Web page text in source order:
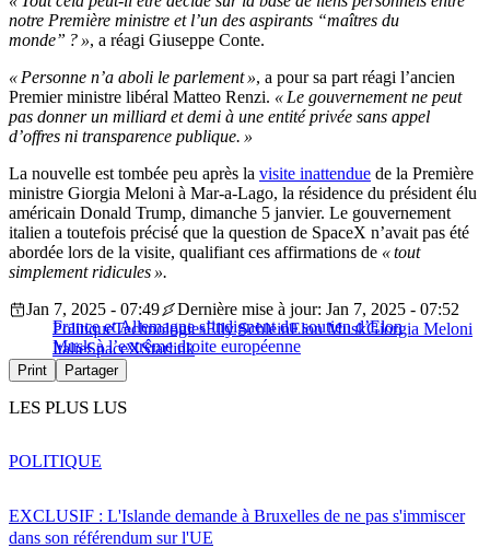
notre Première ministre et l’un des aspirants “maîtres du
monde” ? », a réagi Giuseppe Conte.
« Personne n’a aboli le parlement », a pour sa part réagi l’ancien
Premier ministre libéral Matteo Renzi. « Le gouvernement ne peut
pas donner un milliard et demi à une entité privée sans appel
d’offres ni transparence publique. »
La nouvelle est tombée peu après la visite inattendue de la Première
ministre Giorgia Meloni à Mar-a-Lago, la résidence du président élu
américain Donald Trump, dimanche 5 janvier. Le gouvernement
italien a toutefois précisé que la question de SpaceX n’avait pas été
abordée lors de la visite, qualifiant ces affirmations de « tout
simplement ridicules ».
France et Allemagne s’indignent du soutien d’Elon
Musk à l’extrême droite européenne
Jan 7, 2025 - 07:49
Dernière mise à jour: Jan 7, 2025 - 07:52
PolitiqueTechnologiesElly SchleinElon MuskGiorgia Meloni
ItalieSpaceXStarlink
Print Partager
LES PLUS LUS
EXCLUSIF : L'Islande demande à Bruxelles de ne pas s'immiscer
dans son référendum sur l'UE
POLITIQUE